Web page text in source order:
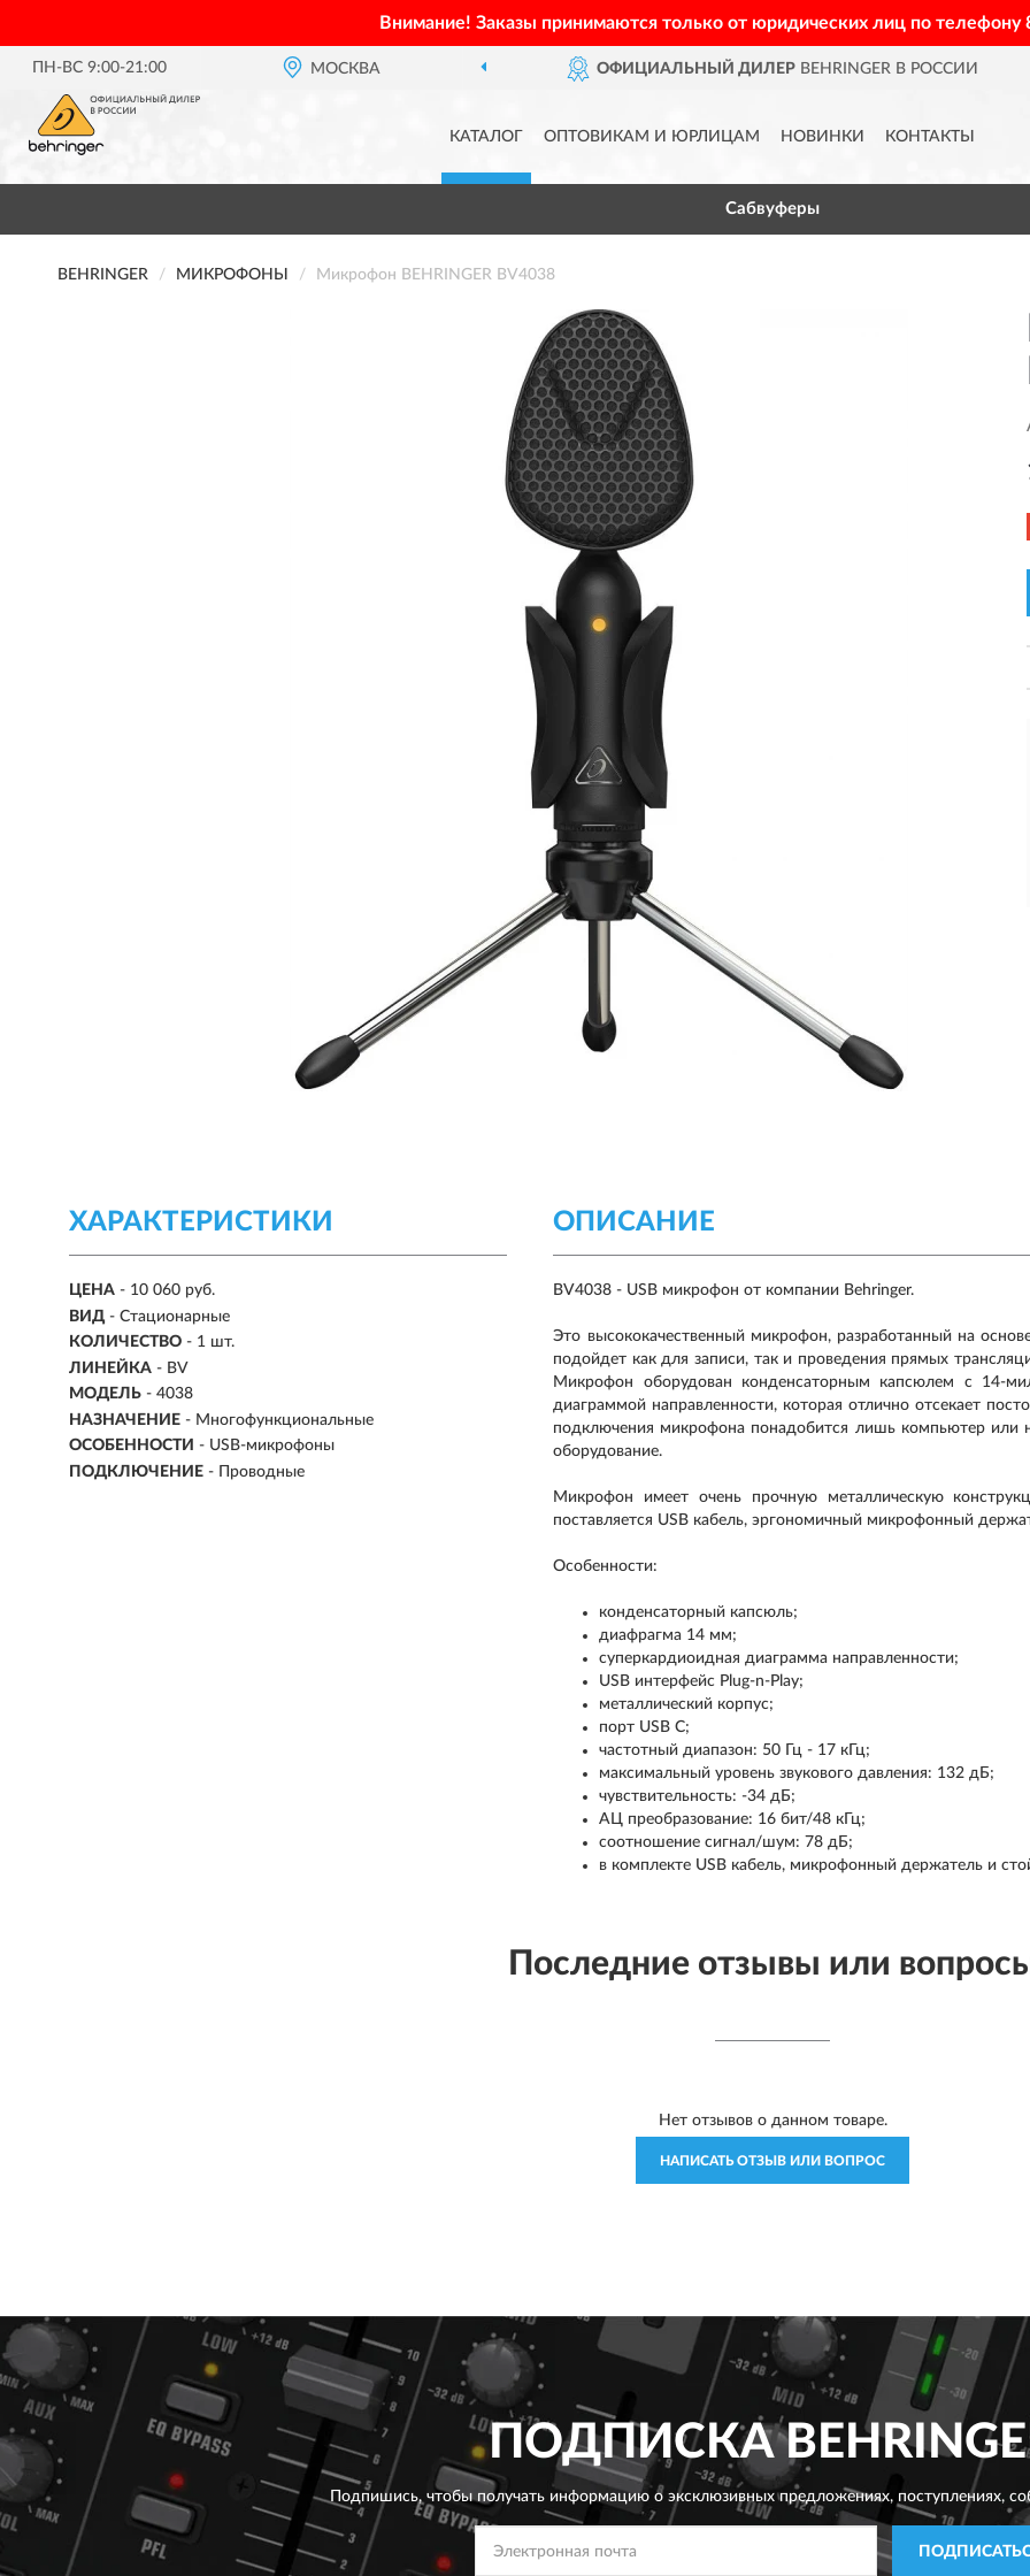
Внимание! Заказы принимаются только от юридических лиц по телефону
ПН-ВС 9:00-21:00 МОСКВА ОФИЦИАЛЬНЫЙ ДИЛЕРBEHRINGER В РОССИИ
КАТАЛОГ ОПТОВИКАМ И ЮРЛИЦАМ НОВИНКИ КОНТАКТЫ
Сабвуферы
BEHRINGER МИКРОФОНЫ Микрофон BEHRINGER BV4038
ХАРАКТЕРИСТИКИ
ЦЕНА - 10 060 руб.
ВИД - Стационарные
КОЛИЧЕСТВО - 1 шт.
ЛИНЕЙКА - BV
МОДЕЛЬ - 4038
НАЗНАЧЕНИЕ - Многофункциональные
ОСОБЕННОСТИ - USB-микрофоны
ПОДКЛЮЧЕНИЕ - Проводные
ОПИСАНИЕ
BV4038 - USB микрофон от компании Behringer.
Это высококачественный микрофон, разработанный на
подойдет как для записи, так и проведения прямых
Микрофон оборудован конденсаторным капсюлем с 14-
диаграммой направленности, которая отлично отсекает
подключения микрофона понадобится лишь компьютер или
оборудование.
Микрофон имеет очень прочную металлическую
поставляется USB кабель, эргономичный микрофонный
Особенности:
конденсаторный капсюль;
диафрагма 14 мм;
суперкардиоидная диаграмма направленности;
USB интерфейс Plug-n-Play;
металлический корпус;
порт USB C;
частотный диапазон: 50 Гц - 17 кГц;
максимальный уровень звукового давления: 132 дБ;
чувствительность: -34 дБ;
АЦ преобразование: 16 бит/48 кГц;
соотношение сигнал/шум: 78 дБ;
в комплекте USB кабель, микрофонный держатель и
Последние отзывы или
Нет отзывов о данном товаре.
НАПИСАТЬ ОТЗЫВ ИЛИ ВОПРОС
ПОДПИСКА
Подпишись, чтобы получать информацию о эксклюзивных предложениях,поступлениях,